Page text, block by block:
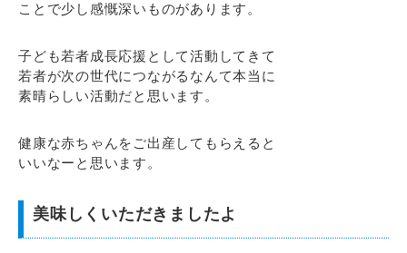
ことで少し感慨深いものがあります。
子ども若者成長応援として活動してきて
若者が次の世代につながるなんて本当に
素晴らしい活動だと思います。
健康な赤ちゃんをご出産してもらえると
いいなーと思います。
美味しくいただきましたよ